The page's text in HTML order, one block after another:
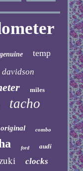
genuine temp
davidson
miles
tacho
original combo
ford audi
clocks